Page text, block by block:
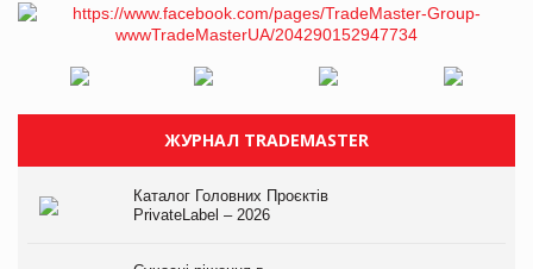
ЖУРНАЛ TRADEMASTER
Каталог Головних Проєктів
PrivateLabel – 2026